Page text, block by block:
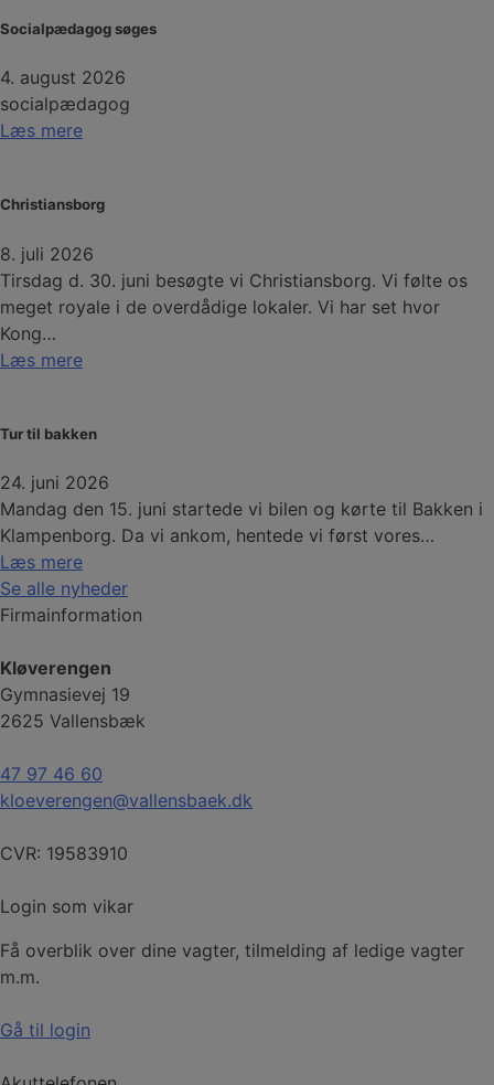
Socialpædagog søges
4. august 2026
socialpædagog
Læs mere
Christiansborg
8. juli 2026
Tirsdag d. 30. juni besøgte vi Christiansborg. Vi følte os
meget royale i de overdådige lokaler. Vi har set hvor
Kong…
Læs mere
Tur til bakken
24. juni 2026
Mandag den 15. juni startede vi bilen og kørte til Bakken i
Klampenborg. Da vi ankom, hentede vi først vores…
Læs mere
Se alle nyheder
Firmainformation
Kløverengen
Gymnasievej 19
2625 Vallensbæk
47 97 46 60
kloeverengen@vallensbaek.dk
CVR: 19583910
Login som vikar
Få overblik over dine vagter, tilmelding af ledige vagter
m.m.
Gå til login